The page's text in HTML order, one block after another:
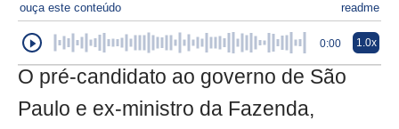
ouça este conteúdo readme
0:00 1.0x
O pré-candidato ao governo de São
Paulo e ex-ministro da Fazenda,